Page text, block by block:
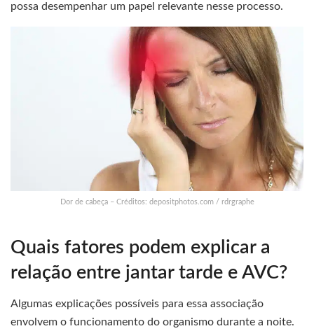
possa desempenhar um papel relevante nesse processo.
Dor de cabeça – Créditos: depositphotos.com / rdrgraphe
Quais fatores podem explicar a
relação entre jantar tarde e AVC?
Algumas explicações possíveis para essa associação
envolvem o funcionamento do organismo durante a noite.